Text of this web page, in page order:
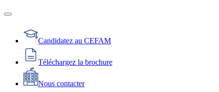
Candidatez au CEFAM
Téléchargez la brochure
Nous contacter